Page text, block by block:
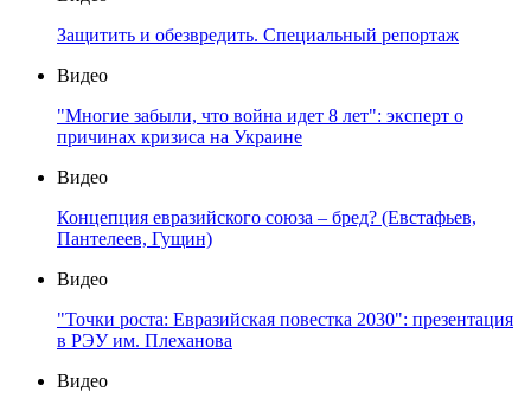
Защитить и обезвредить. Специальный репортаж
Видео
"Многие забыли, что война идет 8 лет": эксперт о
причинах кризиса на Украине
Видео
Концепция евразийского союза – бред? (Евстафьев,
Пантелеев, Гущин)
Видео
"Точки роста: Евразийская повестка 2030": презентация
в РЭУ им. Плеханова
Видео